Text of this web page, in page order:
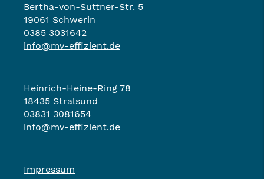
Bertha-von-Suttner-Str. 5
19061 Schwerin
0385 3031642
info@mv-effizient.de
Heinrich-Heine-Ring 78
18435 Stralsund
03831 3081654
info@mv-effizient.de
Impressum